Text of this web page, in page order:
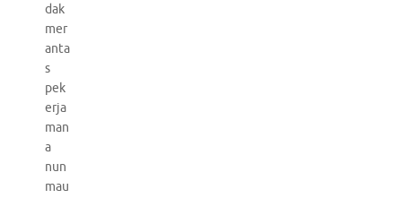
dak
mer
anta
s
pek
erja
man
a
nun
mau